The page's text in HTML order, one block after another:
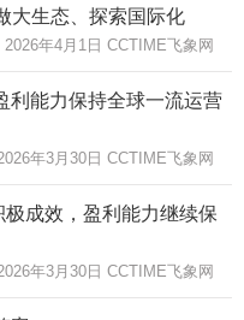
大生态、探索国际化
2026年4月1日 CCTIME飞象网
利能力保持全球一流运营
年3月30日 CCTIME飞象网
成效，盈利能力继续保
年3月30日 CCTIME飞象网